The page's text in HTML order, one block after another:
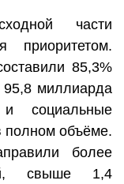
части
приоритетом.
85,3%
миллиарда
социальные
полном объёме.
более
свыше 1,4